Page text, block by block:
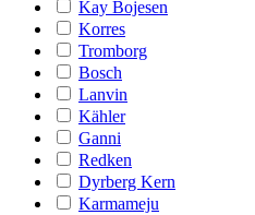
Kay Bojesen
Korres
Tromborg
Bosch
Lanvin
Kähler
Ganni
Redken
Dyrberg Kern
Karmameju